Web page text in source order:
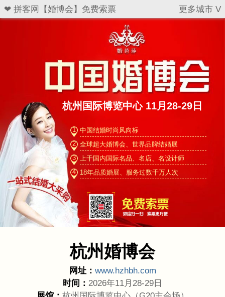
❤ 拼客网【婚博会】免费索票 更多城市 V
杭州国际博览中心 11月28-29日
1 中国结婚时尚风向标
2 全球超大婚博会、世界品牌结婚展
3 上千国内国际名品、名店、名设计师
4
18年品质婚展、服务过数千万人次
杭州婚博会
网址： www.hzhbh.com
时间： 2026年11月28-29日